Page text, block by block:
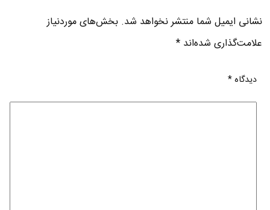
نشانی ایمیل شما منتشر نخواهد شد. بخش‌های موردنیاز
علامت‌گذاری شده‌اند*
دیدگاه*